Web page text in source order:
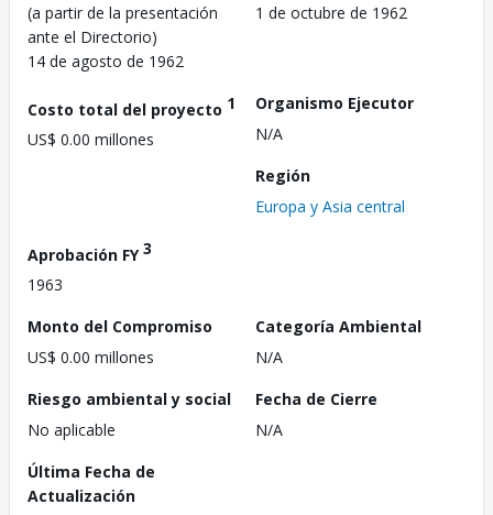
(a partir de la presentación
ante el Directorio)
14 de agosto de 1962
1 de octubre de 1962
Costo total del proyecto 1
US$ 0.00 millones
Organismo Ejecutor
N/A
Región
Europa y Asia central
Aprobación FY3
1963
Monto del Compromiso
US$ 0.00 millones
Categoría Ambiental
N/A
Riesgo ambiental y social
No aplicable
Fecha de Cierre
N/A
Última Fecha de
Actualización